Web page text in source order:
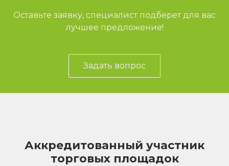
Оставьте заявку, специалист подберет для вас
лучшее предложение!
Задать вопрос
Аккредитованный участник
торговых площадок